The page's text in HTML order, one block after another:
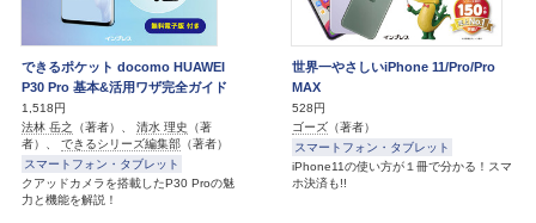
できるポケット docomo HUAWEI
P30 Pro 基本&活用ワザ完全ガイド
1,518円
法林 岳之 （著者）、 清水 理史 （著
者）、 できるシリーズ編集部 （著者）
スマートフォン・タブレット
クアッドカメラを搭載したP30 Proの魅
力と機能を解説！
世界一やさしいiPhone 11/Pro/Pro
MAX
528円
ゴーズ （著者）
スマートフォン・タブレット
iPhone11の使い方が１冊で分かる！スマ
ホ決済も!!